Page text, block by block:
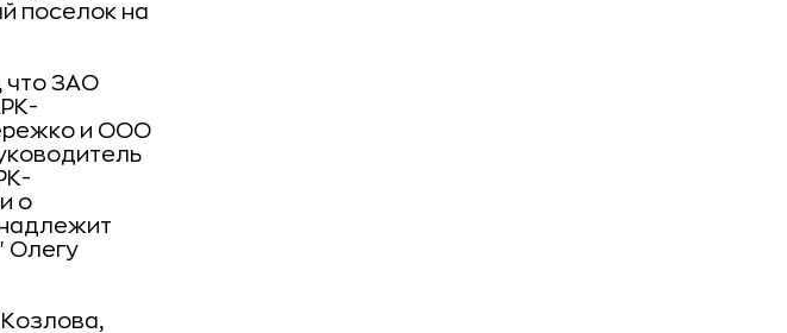
поселок на
что ЗАО
и ООО
о
Олегу